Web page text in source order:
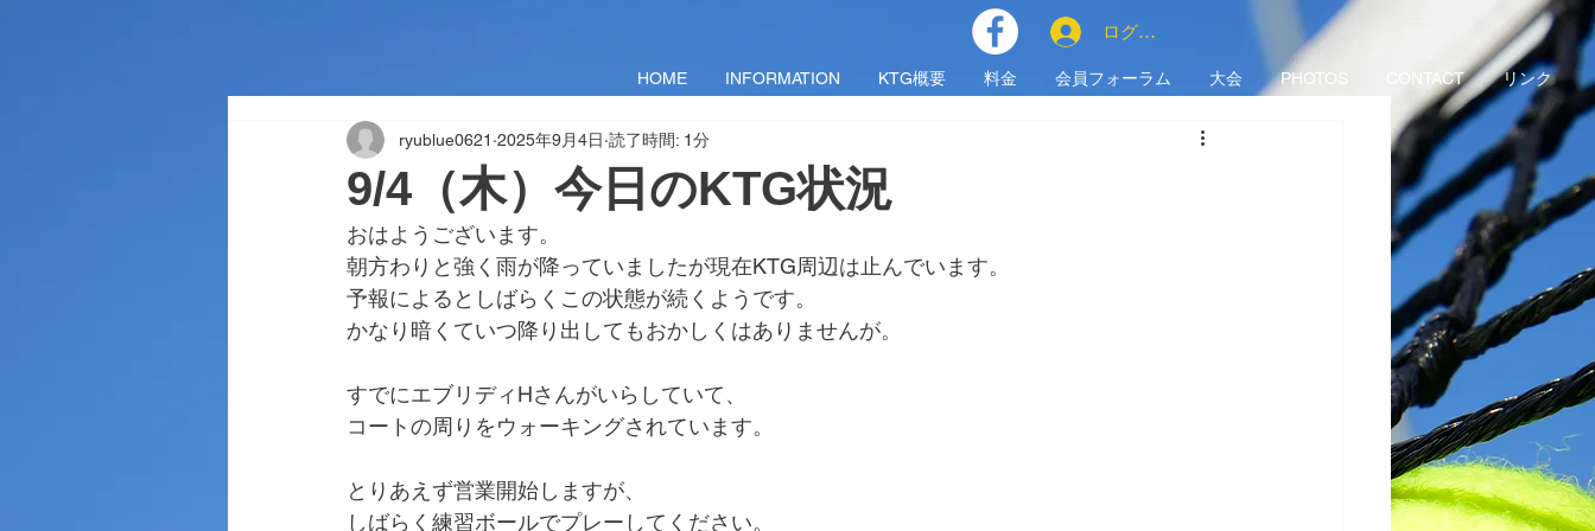
HOME INFORMATION KTG概要 料金 会員フォーラム 大会 PHOTOS CONTACT リンク
ログイン
9/4（木）今日のKTG状況
ryublue0621 2025年9月4日 読了時間: 1分
おはようございます。
朝方わりと強く雨が降っていましたが現在KTG周辺は止んでいます。
予報によるとしばらくこの状態が続くようです。
かなり暗くていつ降り出してもおかしくはありませんが。
すでにエブリディHさんがいらしていて、
コートの周りをウォーキングされています。
とりあえず営業開始しますが、
しばらく練習ボールでプレーしてください。